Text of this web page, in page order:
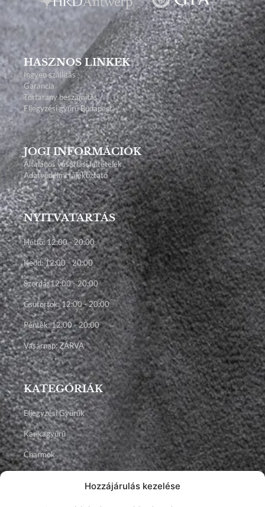
Hozzájárulás kezelése
HASZNOS LINKEK
Ingyen szállítás
Garancia
Törtarany beszámítás
Eljegyzési gyűrű Budapest
JOGI INFORMÁCIÓK
Általános vásárlási feltételek
Adatvédelmi tájékoztató
NYITVATARTÁS
Hétfő: 12:00 - 20:00
Kedd: 12:00 - 20:00
Szerda: 12:00 - 20:00
Csütörtök: 12:00 - 20:00
Péntek: 12:00 - 20:00
Vasárnap: ZÁRVA
KATEGÓRIÁK
Eljegyzési Gyűrűk
Karikagyűrű
Charmok